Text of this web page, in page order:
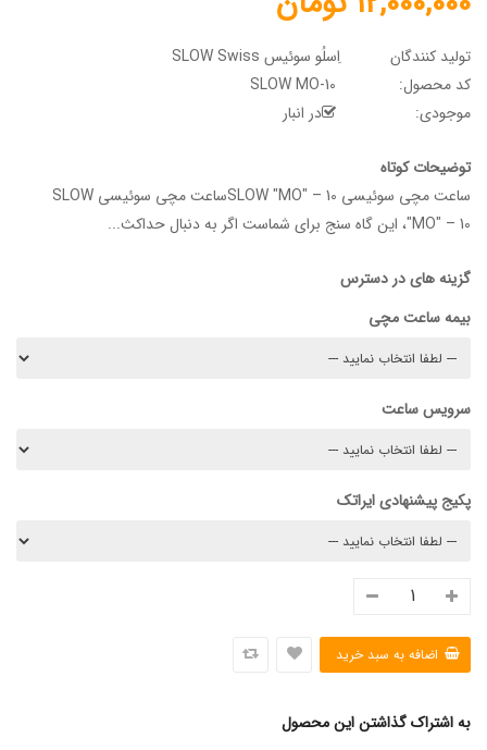
تولید کنندگان
اِسلُو سوئیس SLOW Swiss
کد محصول:
موجودی:
در انبار
توضیحات کوتاه
ساعت مچی سوئیسی SLOW "MO" – 10ساعت مچی سوئیسی SLOW
"MO" – 10، این گاه سنج برای شماست اگر به دنبال حداکث...
گزینه های در دسترس
بیمه ساعت مچی
سرویس ساعت
پکیج پیشنهادی ایراتک
به اشتراک گذاشتن این محصول